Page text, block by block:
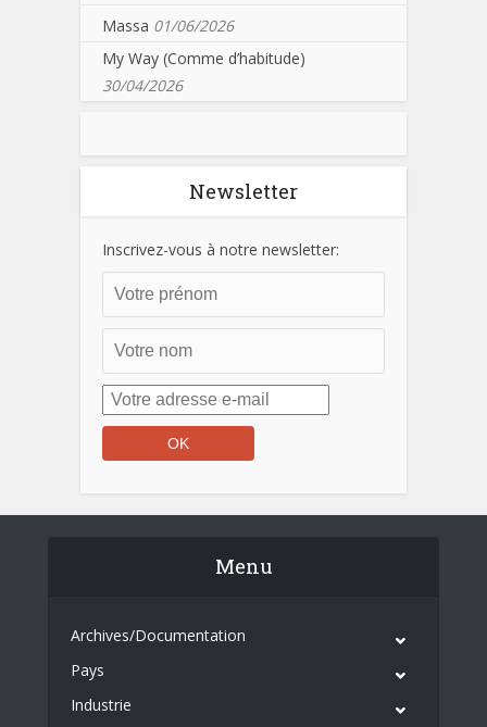
Massa 01/06/2026
My Way (Comme d’habitude)
30/04/2026
Newsletter
Inscrivez-vous à notre newsletter:
Menu
Archives/Documentation
Pays
Industrie